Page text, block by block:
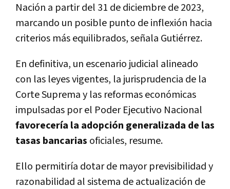
Nación a partir del 31 de diciembre de 2023,
marcando un posible punto de inflexión hacia
criterios más equilibrados, señala Gutiérrez.
En definitiva, un escenario judicial alineado
con las leyes vigentes, la jurisprudencia de la
Corte Suprema y las reformas económicas
impulsadas por el Poder Ejecutivo Nacional
favorecería la adopción generalizada de las
tasas bancarias oficiales, resume.
Ello permitiría dotar de mayor previsibilidad y
razonabilidad al sistema de actualización de